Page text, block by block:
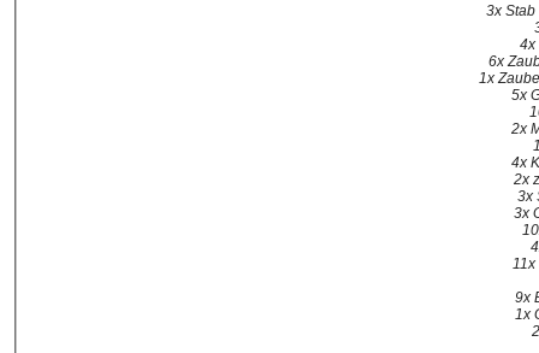
3x
4x
6x
1x
5x
2x
4x
2x
3x
3x
9x
1x